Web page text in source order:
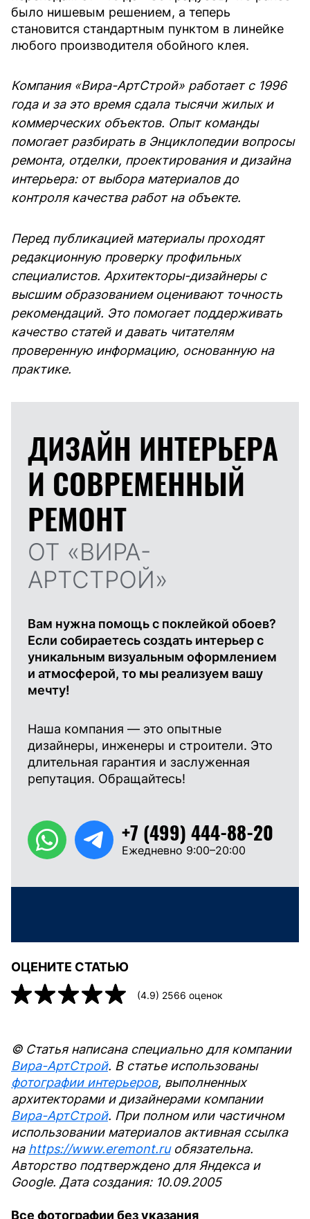
было нишевым решением, а теперь
становится стандартным пунктом в линейке
любого производителя обойного клея.
Компания «Вира-АртСтрой» работает с 1996
года и за это время сдала тысячи жилых и
коммерческих объектов. Опыт команды
помогает разбирать в Энциклопедии вопросы
ремонта, отделки, проектирования и дизайна
интерьера: от выбора материалов до
контроля качества работ на объекте.
Перед публикацией материалы проходят
редакционную проверку профильных
специалистов. Архитекторы-дизайнеры с
высшим образованием оценивают точность
рекомендаций. Это помогает поддерживать
качество статей и давать читателям
проверенную информацию, основанную на
практике.
ДИЗАЙН ИНТЕРЬЕРА
И СОВРЕМЕННЫЙ
РЕМОНТ
ОТ «ВИРА-
АРТСТРОЙ»
Вам нужна помощь с поклейкой обоев?
Если собираетесь создать интерьер с
уникальным визуальным оформлением
и атмосферой, то мы реализуем вашу
мечту!
Наша компания — это опытные
дизайнеры, инженеры и строители. Это
длительная гарантия и заслуженная
репутация. Обращайтесь!
+7 (499) 444-88-20
Ежедневно 9:00–20:00
ОЦЕНИТЕ СТАТЬЮ
(4.9) 2566 оценок
© Статья написана специально для компании
Вира-АртСтрой. В статье использованы
фотографии интерьеров, выполненных
архитекторами и дизайнерами компании
Вира-АртСтрой. При полном или частичном
использовании материалов активная ссылка
на https://www.eremont.ruобязательна.
Авторство подтверждено для Яндекса и
Google. Дата создания: 10.09.2005
Все фотографии без указания